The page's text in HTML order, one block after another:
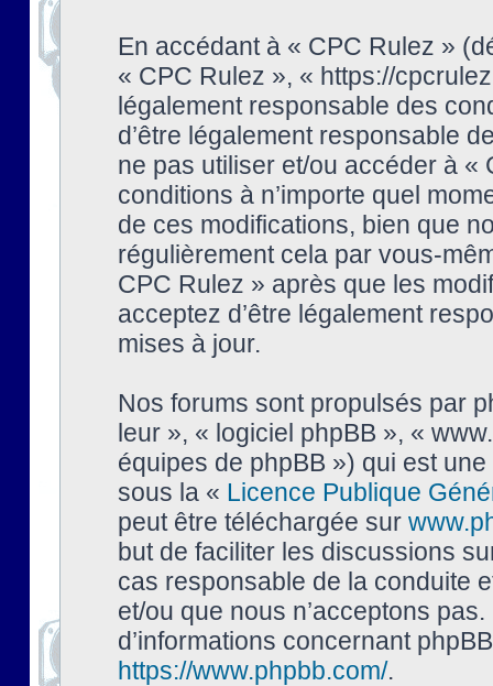
En accédant à « CPC Rulez »
« CPC Rulez », « https://
légalement responsable des
d’être légalement responsable
ne pas utiliser et/ou accéder à
conditions à n’importe quel
de ces modifications, bien que
régulièrement cela par vous-
CPC Rulez » après que les
acceptez d’être légalement
mises à jour.
Nos forums sont propulsés par
leur », « logiciel phpBB », «
équipes de phpBB ») qui est
sous la « Licence Publique
peut être téléchargée sur
but de faciliter les discussions
cas responsable de la conduite
et/ou que nous n’acceptons
d’informations concernant
https://www.phpbb.com/.